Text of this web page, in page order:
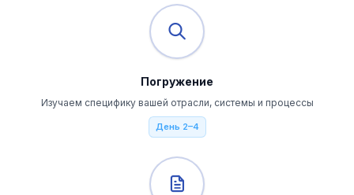
Погружение
Изучаем специфику вашей отрасли, системы и процессы
День 2–4